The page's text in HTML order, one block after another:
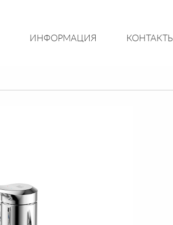
ИНФОРМАЦИЯ КОНТАКТЫ